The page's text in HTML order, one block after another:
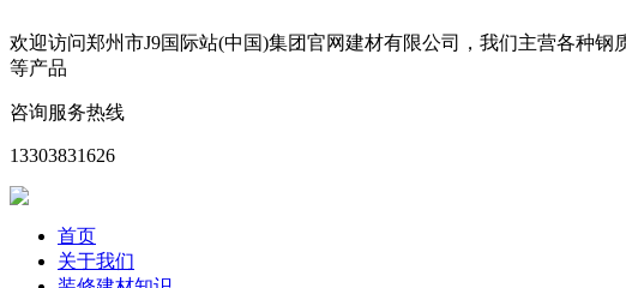
欢迎访问郑州市J9国际站(中国)集团官网建材有限公司，我们主营各种
等产品
咨询服务热线
13303831626
首页
关于我们